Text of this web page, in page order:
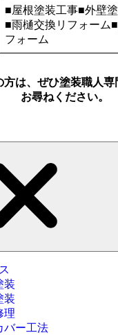
■屋根塗装工事■外壁
■雨樋交換リフォーム
フォーム
方は、ぜひ塗装職人
お尋ねください。
装
装
理
バー工法